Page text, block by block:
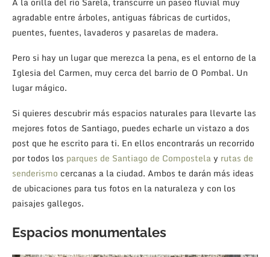
agradable entre árboles, antiguas fábricas de curtidos,
puentes, fuentes, lavaderos y pasarelas de madera.
Pero si hay un lugar que merezca la pena, es el entorno de la
Iglesia del Carmen, muy cerca del barrio de O Pombal. Un
lugar mágico.
Si quieres descubrir más espacios naturales para llevarte las
mejores fotos de Santiago, puedes echarle un vistazo a dos
post que he escrito para ti. En ellos encontrarás un recorrido
por todos los parques de Santiago de Compostelay rutas de
senderismo cercanas a la ciudad. Ambos te darán más ideas
de ubicaciones para tus fotos en la naturaleza y con los
paisajes gallegos.
Espacios monumentales